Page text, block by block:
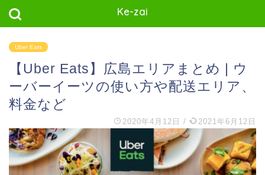
Ke-zai
Uber Eats
【Uber Eats】広島エリアまとめ | ウ
ーバーイーツの使い方や配送エリア、
料金など
2020年4月12日 / 2021年6月12日